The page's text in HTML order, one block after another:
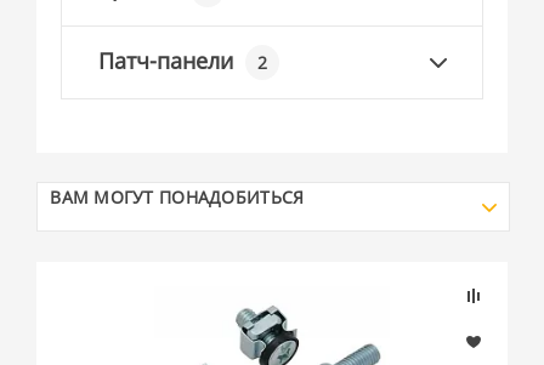
Патч-панели 2
ВАМ МОГУТ ПОНАДОБИТЬСЯ